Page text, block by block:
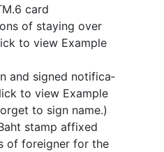
card
of stay­ing over
to view Exam­ple
and signed noti­fi­ca­
to view Exam­ple
to sign name.)
stamp affixed
of for­eigner for the